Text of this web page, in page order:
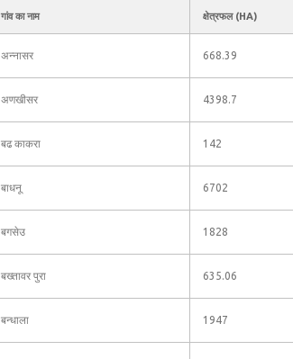
गांव का नाम क्षेत्रफल (HA)
अन्नासर 668.39
अणखीसर 4398.7
बढ काकरा 142
बाधनू 6702
बगसेउ 1828
बख्तावर पुरा 635.06
बन्धाला 1947